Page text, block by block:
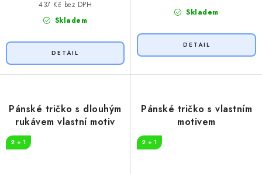
Skladem
437 Kč bez DPH
Skladem
Pánské tričko s dlouhým
rukávem vlastní motiv
2 + 1
Pánské tričko s vlastním
motivem
2 + 1